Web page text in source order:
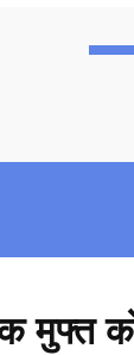
मुफ्त